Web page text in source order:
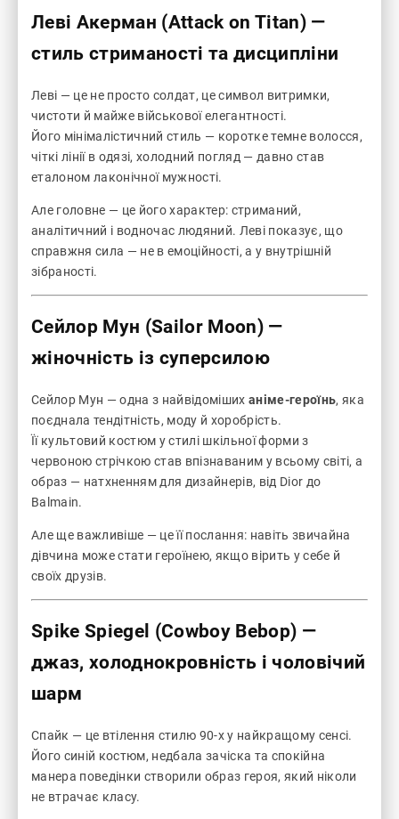
Леві Акерман (Attack on Titan) —
стиль стриманості та дисципліни
Леві — це не просто солдат, це символ витримки,
чистоти й майже військової елегантності.
Його мінімалістичний стиль — коротке темне волосся,
чіткі лінії в одязі, холодний погляд — давно став
еталоном лаконічної мужності.
Але головне — це його характер: стриманий,
аналітичний і водночас людяний. Леві показує, що
справжня сила — не в емоційності, а у внутрішній
зібраності.
Сейлор Мун (Sailor Moon) —
жіночність із суперсилою
Сейлор Мун — одна з найвідоміших аніме-героїнь, яка
поєднала тендітність, моду й хоробрість.
Її культовий костюм у стилі шкільної форми з
червоною стрічкою став впізнаваним у всьому світі, а
образ — натхненням для дизайнерів, від Dior до
Balmain.
Але ще важливіше — це її послання: навіть звичайна
дівчина може стати героїнею, якщо вірить у себе й
своїх друзів.
Spike Spiegel (Cowboy Bebop) —
джаз, холоднокровність і чоловічий
шарм
Спайк — це втілення стилю 90-х у найкращому сенсі.
Його синій костюм, недбала зачіска та спокійна
манера поведінки створили образ героя, який ніколи
не втрачає класу.